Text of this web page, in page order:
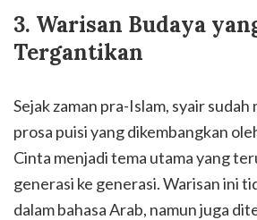
3. Warisan Budaya
Tergantikan
Sejak zaman pra-Islam, syair
prosa puisi yang dikembangkan
Cinta menjadi tema utama yang
generasi ke generasi. Warisan ini
dalam bahasa Arab, namun juga